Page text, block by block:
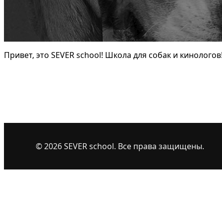
Привет, это SEVER school! Школа для собак и
© 2026 SEVER school. Все права защищены.